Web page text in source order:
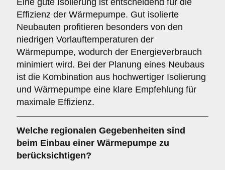
Eine gute Isolierung ist entscheidend für die
Effizienz der Wärmepumpe. Gut isolierte
Neubauten profitieren besonders von den
niedrigen Vorlauftemperaturen der
Wärmepumpe, wodurch der Energieverbrauch
minimiert wird. Bei der Planung eines Neubaus
ist die Kombination aus hochwertiger Isolierung
und Wärmepumpe eine klare Empfehlung für
maximale Effizienz.
Welche regionalen Gegebenheiten sind
beim Einbau einer Wärmepumpe zu
berücksichtigen?